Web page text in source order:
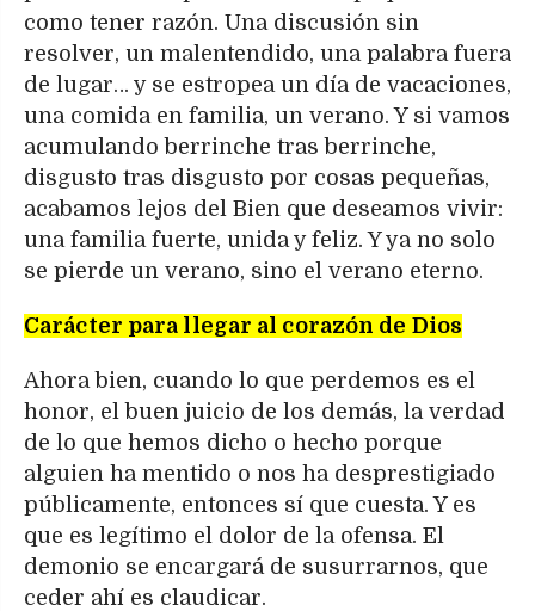
como tener razón. Una discusión sin
resolver, un malentendido, una palabra fuera
de lugar… y se estropea un día de vacaciones,
una comida en familia, un verano. Y si vamos
acumulando berrinche tras berrinche,
disgusto tras disgusto por cosas pequeñas,
acabamos lejos del Bien que deseamos vivir:
una familia fuerte, unida y feliz. Y ya no solo
se pierde un verano, sino el verano eterno.
Carácter para llegar al corazón de Dios
Ahora bien, cuando lo que perdemos es el
honor, el buen juicio de los demás, la verdad
de lo que hemos dicho o hecho porque
alguien ha mentido o nos ha desprestigiado
públicamente, entonces sí que cuesta. Y es
que es legítimo el dolor de la ofensa. El
demonio se encargará de susurrarnos, que
ceder ahí es claudicar.